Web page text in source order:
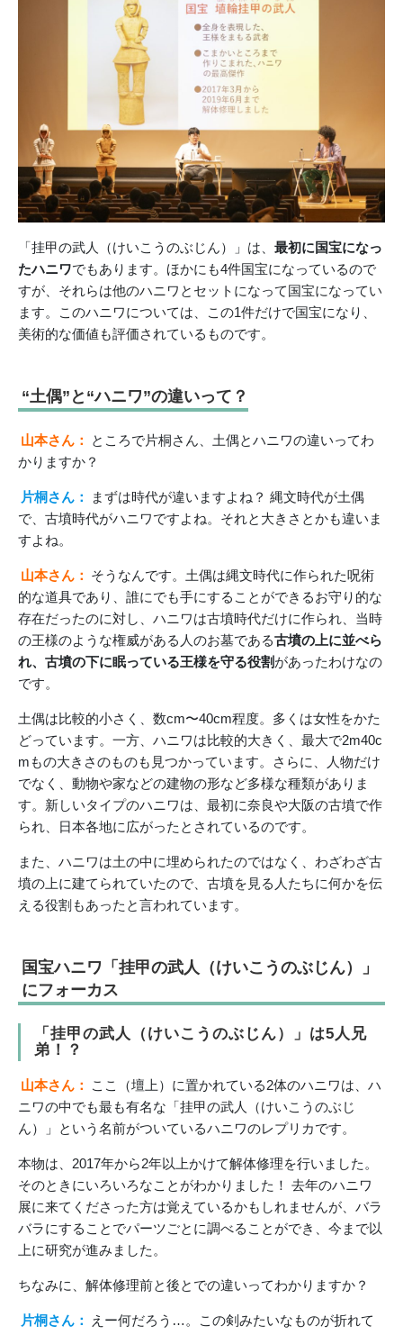
「挂甲の武人（けいこうのぶじん）」は、 最初に国宝になっ
たハニワでもあります。ほかにも4件国宝になっているので
すが、それらは他のハニワとセットになって国宝になってい
ます。このハニワについては、この1件だけで国宝になり、
美術的な価値も評価されているものです。
“土偶”と“ハニワ”の違いって？
山本さん：
ところで片桐さん、土偶とハニワの違いってわ
かりますか？
片桐さん：
まずは時代が違いますよね？ 縄文時代が土偶
で、古墳時代がハニワですよね。それと大きさとかも違いま
すよね。
山本さん： そうなんです。土偶は縄文時代に作られた呪術
的な道具であり、誰にでも手にすることができるお守り的な
存在だったのに対し、ハニワは古墳時代だけに作られ、当時
の王様のような権威がある人のお墓である古墳の上に並べら
れ、古墳の下に眠っている王様を守る役割があったわけなの
です。
土偶は比較的小さく、数cm〜40cm程度。多くは女性をかた
どっています。一方、ハニワは比較的大きく、最大で2m40c
mもの大きさのものも見つかっています。さらに、人物だけ
でなく、動物や家などの建物の形など多様な種類がありま
す。新しいタイプのハニワは、最初に奈良や大阪の古墳で作
られ、日本各地に広がったとされているのです。
また、ハニワは土の中に埋められたのではなく、わざわざ古
墳の上に建てられていたので、古墳を見る人たちに何かを伝
える役割もあったと言われています。
国宝ハニワ「挂甲の武人（けいこうのぶじん）」
にフォーカス
「挂甲の武人（けいこうのぶじん）」は5人兄
弟！？
山本さん：
ここ（壇上）に置かれている2体のハニワは、ハ
ニワの中でも最も有名な「挂甲の武人（けいこうのぶじ
ん）」という名前がついているハニワのレプリカです。
本物は、2017年から2年以上かけて解体修理を行いました。
そのときにいろいろなことがわかりました！ 去年のハニワ
展に来てくださった方は覚えているかもしれませんが、バラ
バラにすることでパーツごとに調べることができ、今まで以
上に研究が進みました。
ちなみに、解体修理前と後とでの違いってわかりますか？
片桐さん：
えー何だろう…。この剣みたいなものが折れて